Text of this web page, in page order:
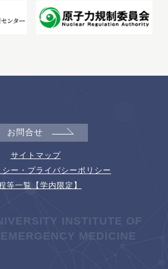
お問合せ
サイトマップ
ー・プライバシーポリシー
等一覧【学内限定】
INSTITUTE OF
MEDICINE